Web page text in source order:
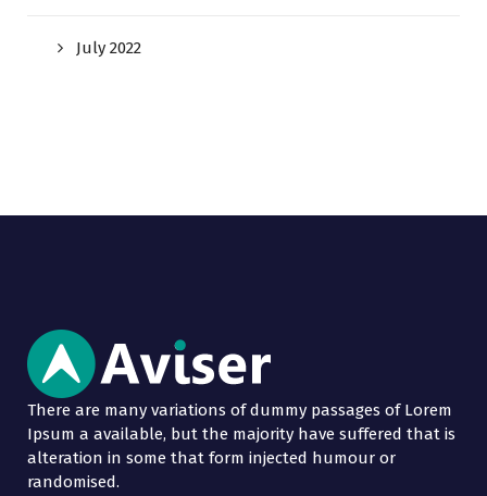
July 2022
There are many variations of dummy passages of Lorem
Ipsum a available, but the majority have suffered that is
alteration in some that form injected humour or
randomised.